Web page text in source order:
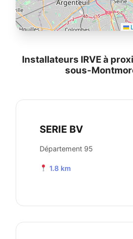
Installateurs IRVE à
sous-
SERIE BV
Département 95
1.8 km